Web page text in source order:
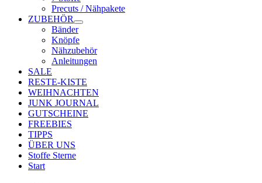
Precuts / Nähpakete
ZUBEHÖR
Bänder
Knöpfe
Nähzubehör
Anleitungen
SALE
RESTE-KISTE
WEIHNACHTEN
JUNK JOURNAL
GUTSCHEINE
FREEBIES
TIPPS
ÜBER UNS
Stoffe Sterne
Start